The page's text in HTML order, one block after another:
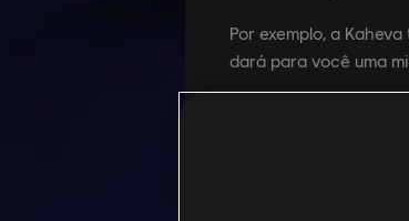
Por exemplo, a
dará para você uma